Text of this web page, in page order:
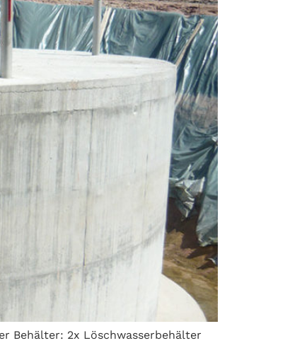
Behälter: 2x Löschwasserbehälter